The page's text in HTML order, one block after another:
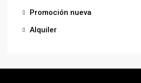
Promoción nueva
Alquiler